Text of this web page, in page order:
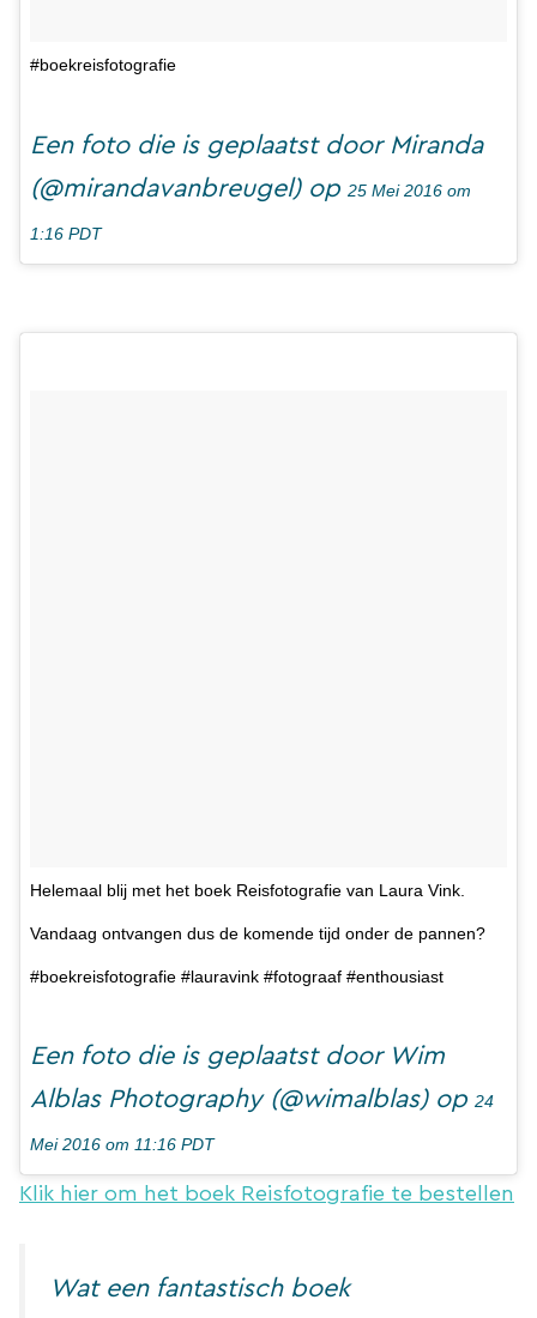
#boekreisfotografie
Een foto die is geplaatst door Miranda
(@mirandavanbreugel) op 25 Mei 2016 om
1:16 PDT
Helemaal blij met het boek Reisfotografie van Laura Vink.
Vandaag ontvangen dus de komende tijd onder de pannen?
#boekreisfotografie #lauravink #fotograaf #enthousiast
Een foto die is geplaatst door Wim
Alblas Photography (@wimalblas) op 24
Mei 2016 om 11:16 PDT
Klik hier om het boek Reisfotografie te bestellen
Wat een fantastisch boek